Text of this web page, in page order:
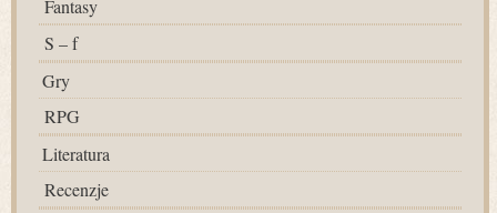
Fantasy
S – f
Gry
RPG
Literatura
Recenzje